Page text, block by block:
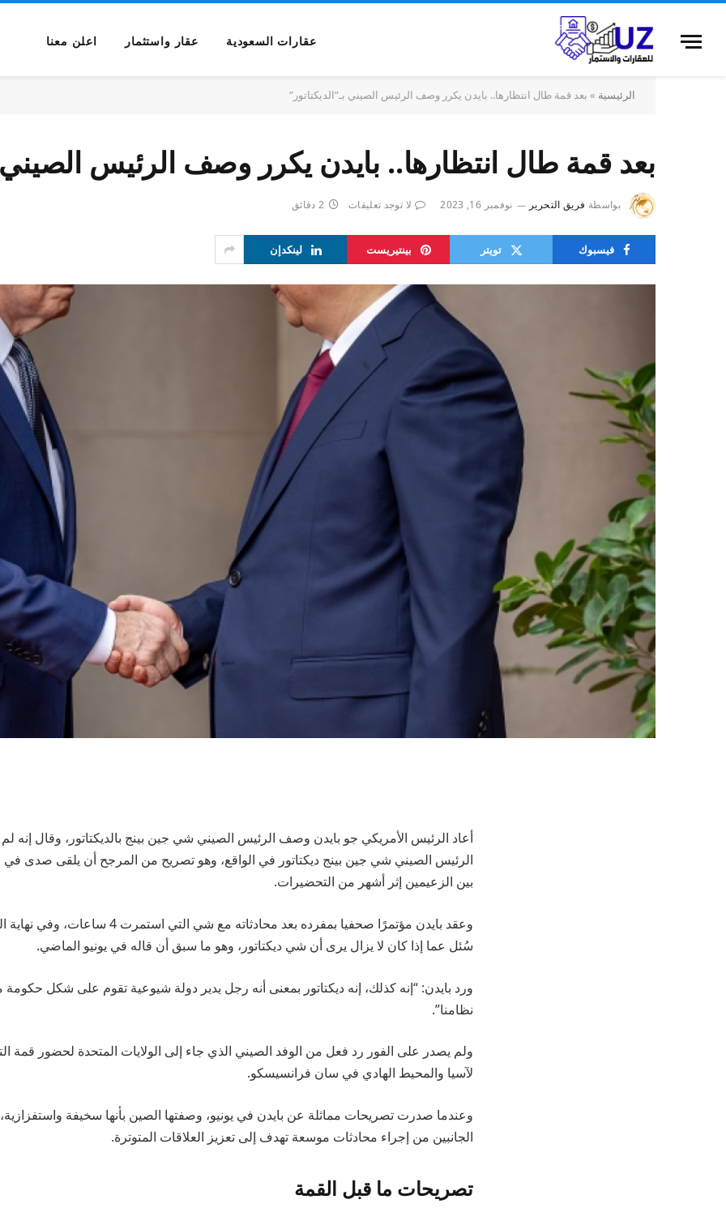
عقارات السعودية عقار واستثمار اعلن معنا
الرئيسية » بعد قمة طال انتظارها.. بايدن يكرر وصف الرئيس الصيني بـ”الديكتاتور”
بعد قمة طال انتظارها.. بايدن يكرر وصف الرئيس الصيني
بواسطة فريق التحرير نوفمبر 16, 2023 لا توجد تعليقات 2 دقائق
فيسبوك تويتر بينتيريست لينكدإن
أعاد الرئيس الأمريكي جو بايدن وصف الرئيس الصيني شي جين بينج بالديكتاتور، وقال إنه
الرئيس الصيني شي جين بينج ديكتاتور في الواقع، وهو تصريح من المرجح أن يلقى صدى في
بين الزعيمين إثر أشهر من التحضيرات.
وعقد بايدن مؤتمرًا صحفيا بمفرده بعد محادثاته مع شي
سُئل عما إذا كان لا يزال يرى أن شي ديكتاتور، وهو ما سبق أن قاله في يونيو الماضي.
ورد بايدن: “إنه كذلك، إنه ديكتاتور بمعنى أنه رجل يدير دولة شيوعية تقوم على شكل
نظامنا”.
ولم يصدر على الفور رد فعل من الوفد الصيني الذي جاء إلى الولايات المتحدة لحضور قمة
لآسيا والمحيط الهادي في سان فرانسيسكو.
وعندما صدرت تصريحات مماثلة عن بايدن في يونيو، وصفتها الصين بأنها سخيفة
الجانبين من إجراء محادثات موسعة تهدف إلى تعزيز العلاقات المتوترة.
تصريحات ما قبل القمة